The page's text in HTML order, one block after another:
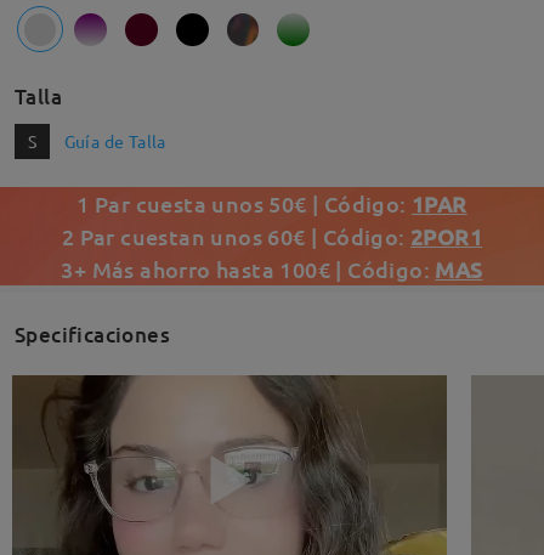
Talla
S Guía de Talla
1 Par cuesta unos 50€ | Código: 1PAR
2 Par cuestan unos 60€ | Código: 2POR1
3+ Más ahorro hasta 100€ | Código: MAS
Specificaciones